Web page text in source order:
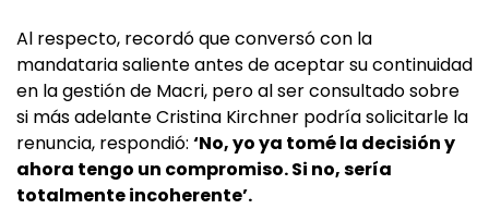
Al respecto, recordó que conversó con la
mandataria saliente antes de aceptar su continuidad
en la gestión de Macri, pero al ser consultado sobre
si más adelante Cristina Kirchner podría solicitarle la
renuncia, respondió: ‘No, yo ya tomé la decisión y
ahora tengo un compromiso. Si no, sería
totalmente incoherente’.